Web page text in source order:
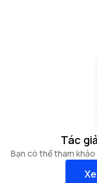
Tác
Bạn có thể tham